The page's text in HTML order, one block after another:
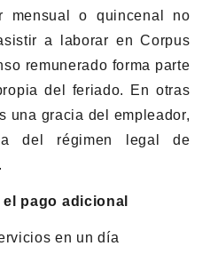
mensual o quincenal no
a laborar en Corpus
remunerado forma parte
del feriado. En otras
una gracia del empleador,
del régimen legal de
pago adicional
en un día